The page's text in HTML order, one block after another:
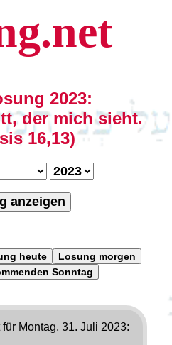
2023:
der mich sieht.
16,13)
anzeigen
heute
Losung morgen
Sonntag
Montag, 31. Juli 2023: